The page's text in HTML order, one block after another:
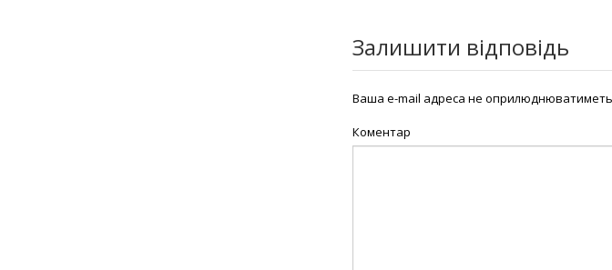
Залишити відповідь
Ваша e-mail адреса не
Коментар